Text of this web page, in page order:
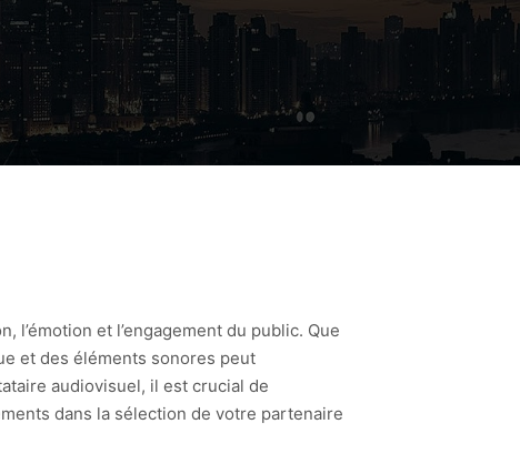
et l’engagement du public. Que
et des éléments sonores peut
audiovisuel, il est crucial de
dans la sélection de votre partenaire